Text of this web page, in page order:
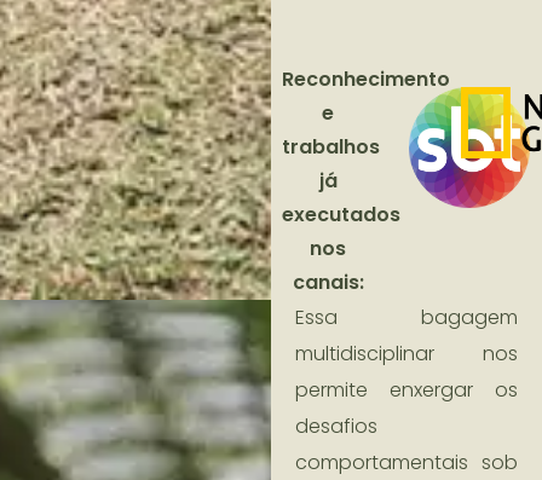
Reconhecimento
e
trabalhos
já
executados
nos
canais:
Essa bagagem
multidisciplinar nos
permite enxergar os
desafios
comportamentais sob